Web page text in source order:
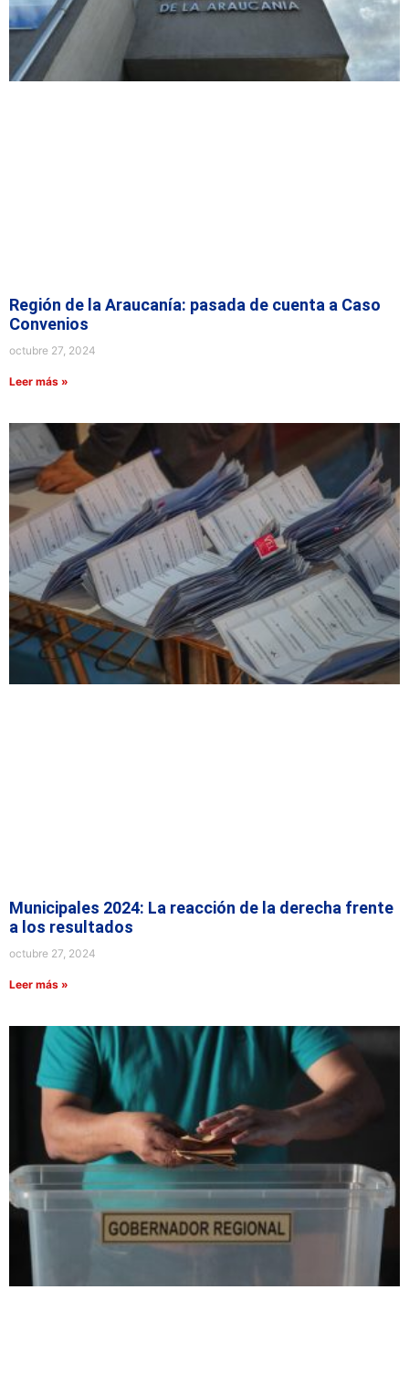
Región de la Araucanía: pasada de cuenta a Caso
Convenios
octubre 27, 2024
Leer más »
Municipales 2024: La reacción de la derecha frente
a los resultados
octubre 27, 2024
Leer más »